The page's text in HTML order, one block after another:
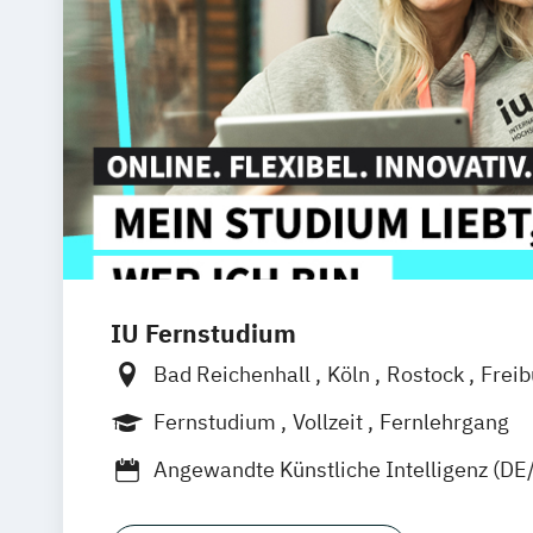
IU Fernstudium
Bad Reichenhall Köln Rostock
Frankfurt am Main
Stuttgart
Bielefeld Deggendorf
Oberhausen Offenbach Saarbrücken
Fernstudium Vollzeit
Fernlehrgang
Angewandte Künstliche Intelligenz